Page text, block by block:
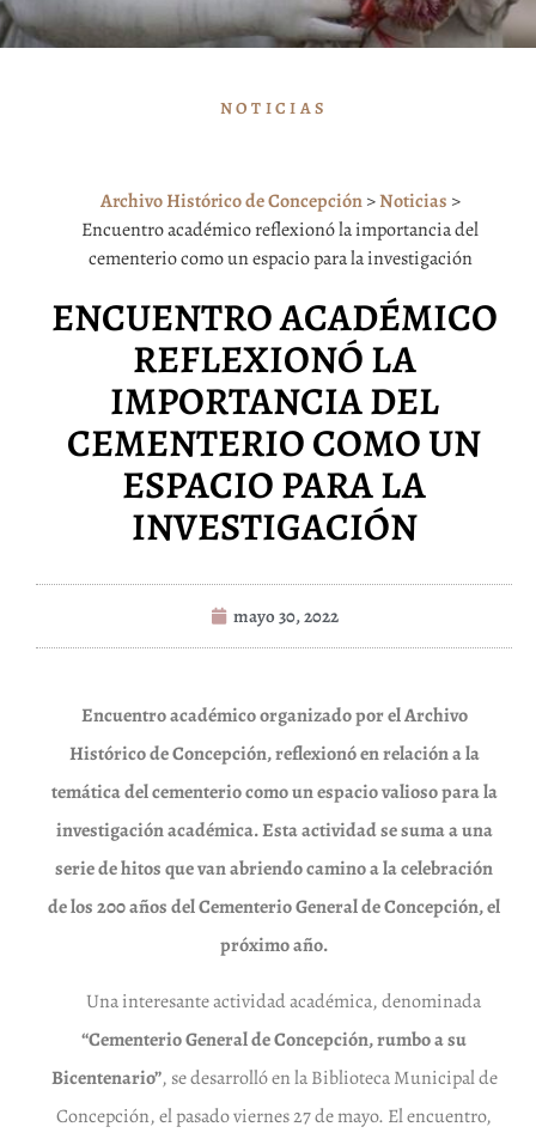
NOTICIAS
Archivo Histórico de Concepción>Noticias >
Encuentro académico reflexionó la importancia del
cementerio como un espacio para la investigación
ENCUENTRO ACADÉMICO
REFLEXIONÓ LA
IMPORTANCIA DEL
CEMENTERIO COMO UN
ESPACIO PARA LA
INVESTIGACIÓN
mayo 30, 2022
Encuentro académico organizado por el Archivo
Histórico de Concepción, reflexionó en relación a la
temática del cementerio como un espacio valioso para la
investigación académica. Esta actividad se suma a una
serie de hitos que van abriendo camino a la celebración
de los 200 años del Cementerio General de Concepción, el
próximo año.
Una interesante actividad académica, denominada
“Cementerio General de Concepción, rumbo a su
Bicentenario”, se desarrolló en la Biblioteca Municipal de
Concepción, el pasado viernes 27 de mayo. El encuentro,